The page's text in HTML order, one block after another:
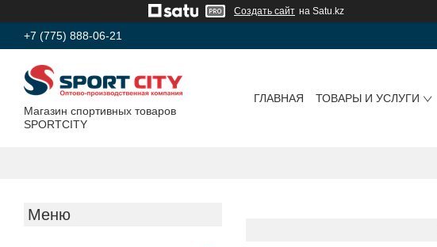
Создать сайт на Satu.kz
+7 (775) 888-06-21
Магазин спортивных товаров
SPORTCITY
ГЛАВНАЯ ТОВАРЫ И УСЛУГИ